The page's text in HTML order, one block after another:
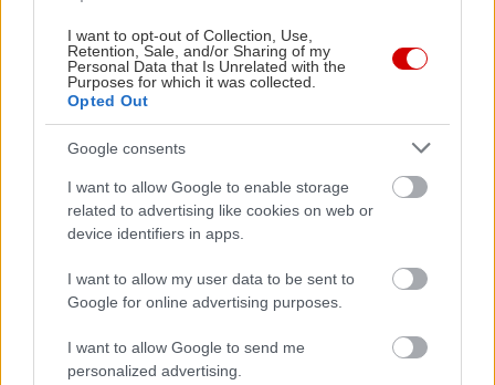
I want to opt-out of Collection, Use,
Retention, Sale, and/or Sharing of my
Personal Data that Is Unrelated with the
Purposes for which it was collected.
Opted Out
Google consents
I want to allow Google to enable storage
related to advertising like cookies on web or
device identifiers in apps.
I want to allow my user data to be sent to
Google for online advertising purposes.
I want to allow Google to send me
personalized advertising.
Δείτε ακόμη